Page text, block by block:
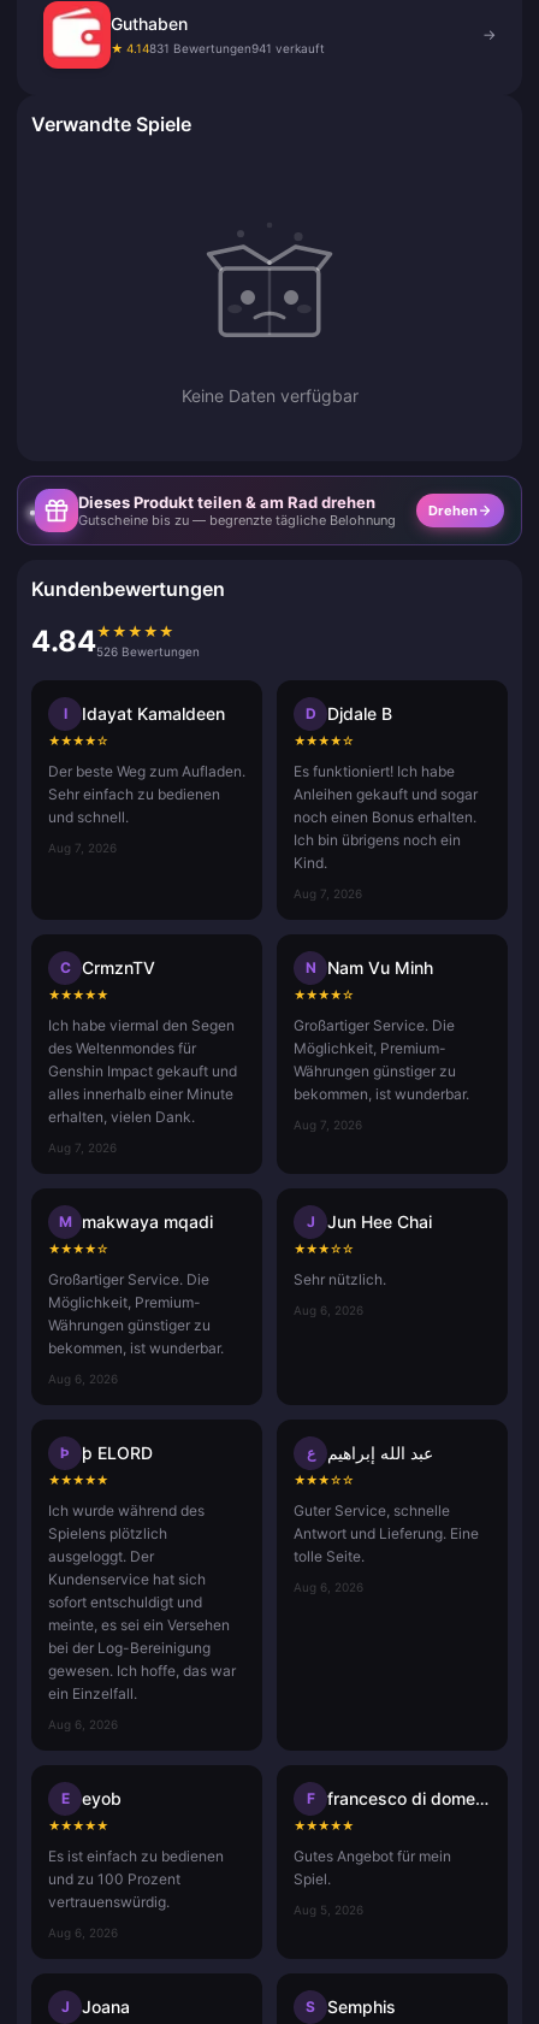
Guthaben
★ 4.14831 Bewertungen941 verkauft
→
Verwandte Spiele
Keine Daten verfügbar
Dieses Produkt teilen & am Rad drehen
Gutscheine bis zu — begrenzte tägliche Belohnung
Drehen
Kundenbewertungen
4.84★ ★ ★ ★ ★
526 Bewertungen
I Idayat Kamaldeen
★★★★☆
Der beste Weg zum Aufladen.
Sehr einfach zu bedienen
und schnell.
Aug 7, 2026
D Djdale B
★★★★☆
Es funktioniert! Ich habe
Anleihen gekauft und sogar
noch einen Bonus erhalten.
Ich bin übrigens noch ein
Kind.
Aug 7, 2026
C CrmznTV
★★★★★
Ich habe viermal den Segen
des Weltenmondes für
Genshin Impact gekauft und
alles innerhalb einer Minute
erhalten, vielen Dank.
Aug 7, 2026
N Nam Vu Minh
★★★★☆
Großartiger Service. Die
Möglichkeit, Premium-
Währungen günstiger zu
bekommen, ist wunderbar.
Aug 7, 2026
M makwaya mqadi
★★★★☆
Großartiger Service. Die
Möglichkeit, Premium-
Währungen günstiger zu
bekommen, ist wunderbar.
Aug 6, 2026
J Jun Hee Chai
★★★☆☆
Sehr nützlich.
Aug 6, 2026
Þ þ ELORD
★★★★★
Ich wurde während des
Spielens plötzlich
ausgeloggt. Der
Kundenservice hat sich
sofort entschuldigt und
meinte, es sei ein Versehen
bei der Log-Bereinigung
gewesen. Ich hoffe, das war
ein Einzelfall.
Aug 6, 2026
ع عبد الله إبراهيم
★★★☆☆
Guter Service, schnelle
Antwort und Lieferung. Eine
tolle Seite.
Aug 6, 2026
E eyob
★★★★★
Es ist einfach zu bedienen
und zu 100 Prozent
vertrauenswürdig.
Aug 6, 2026
F francesco di domenico
★★★★★
Gutes Angebot für mein
Spiel.
Aug 5, 2026
J Joana S Semphis